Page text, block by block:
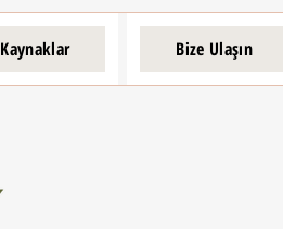
Kaynaklar Bize Ulaşın